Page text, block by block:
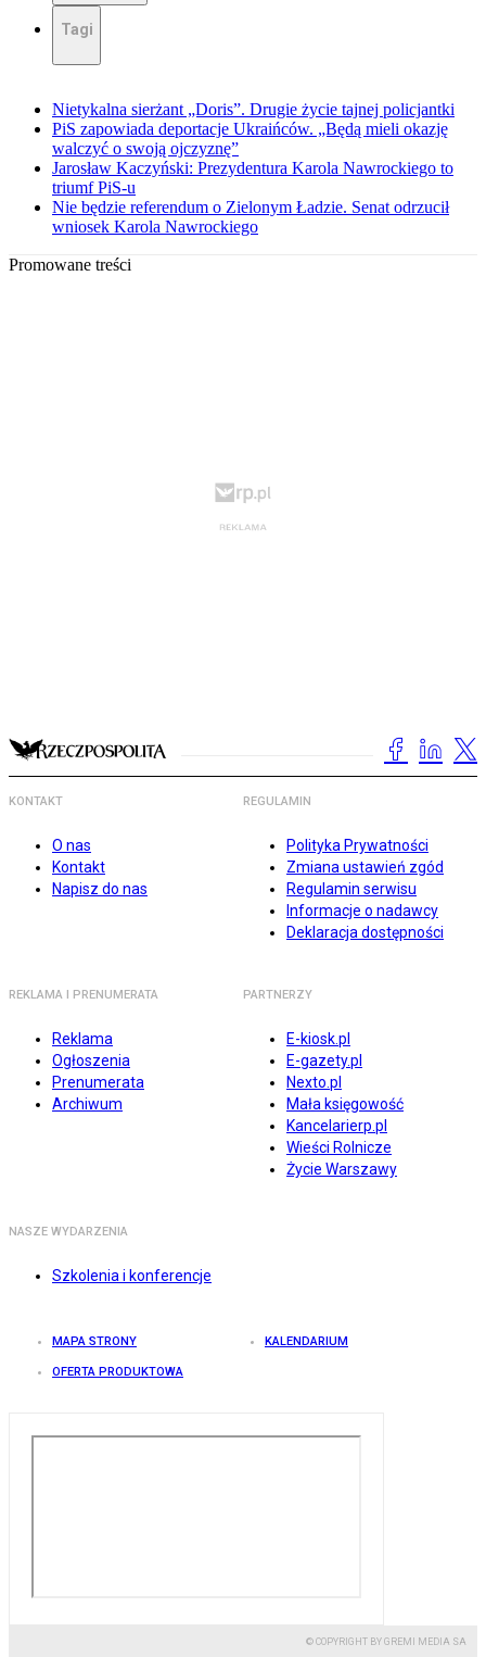
Tagi
Nietykalna sierżant „Doris”. Drugie życie tajnej policjantki
PiS zapowiada deportacje Ukraińców. „Będą mieli okazję
walczyć o swoją ojczyznę”
Jarosław Kaczyński: Prezydentura Karola Nawrockiego to
triumf PiS-u
Nie będzie referendum o Zielonym Ładzie. Senat odrzucił
wniosek Karola Nawrockiego
Promowane treści
KONTAKT
O nas
Kontakt
Napisz do nas
REGULAMIN
Polityka Prywatności
Zmiana ustawień zgód
Regulamin serwisu
Informacje o nadawcy
Deklaracja dostępności
REKLAMA I PRENUMERATA
Reklama
Ogłoszenia
Prenumerata
Archiwum
PARTNERZY
E-kiosk.pl
E-gazety.pl
Nexto.pl
Mała księgowość
Kancelarierp.pl
Wieści Rolnicze
Życie Warszawy
NASZE WYDARZENIA
Szkolenia i konferencje
MAPA STRONY KALENDARIUM
OFERTA PRODUKTOWA
© COPYRIGHT BY GREMI MEDIA SA